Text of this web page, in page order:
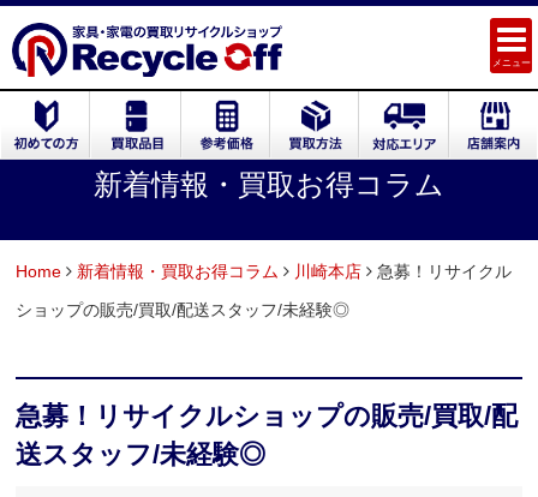
メニュー
新着情報・買取お得コラム
Home 新着情報・買取お得コラム 川崎本店
急募！リサイクル
ショップの販売/買取/配送スタッフ/未経験◎
急募！リサイクルショップの販売/買取/配
送スタッフ/未経験◎